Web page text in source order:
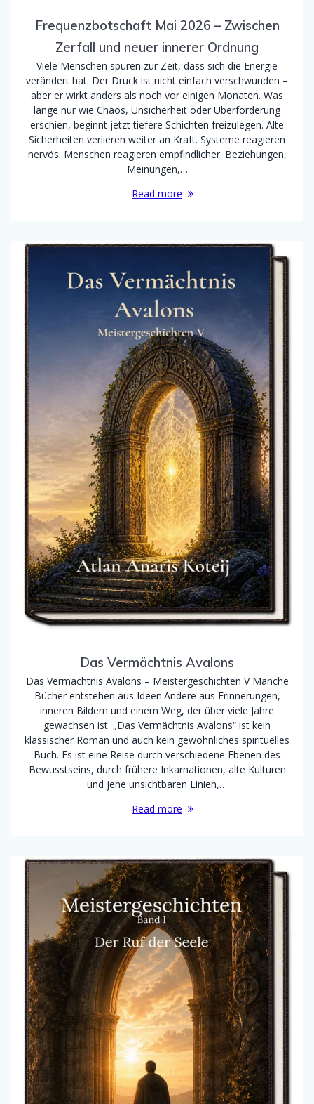
Frequenzbotschaft Mai 2026 – Zwischen
Zerfall und neuer innerer Ordnung
Viele Menschen spüren zur Zeit, dass sich die Energie
verändert hat. Der Druck ist nicht einfach verschwunden –
aber er wirkt anders als noch vor einigen Monaten. Was
lange nur wie Chaos, Unsicherheit oder Überforderung
erschien, beginnt jetzt tiefere Schichten freizulegen. Alte
Sicherheiten verlieren weiter an Kraft. Systeme reagieren
nervös. Menschen reagieren empfindlicher. Beziehungen,
Meinungen,…
Read more
Das Vermächtnis Avalons
Das Vermächtnis Avalons – Meistergeschichten V Manche
Bücher entstehen aus Ideen.Andere aus Erinnerungen,
inneren Bildern und einem Weg, der über viele Jahre
gewachsen ist. „Das Vermächtnis Avalons“ ist kein
klassischer Roman und auch kein gewöhnliches spirituelles
Buch. Es ist eine Reise durch verschiedene Ebenen des
Bewusstseins, durch frühere Inkarnationen, alte Kulturen
und jene unsichtbaren Linien,…
Read more